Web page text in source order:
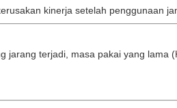
kinerja setelah penggunaan
jarang terjadi, masa pakai yang